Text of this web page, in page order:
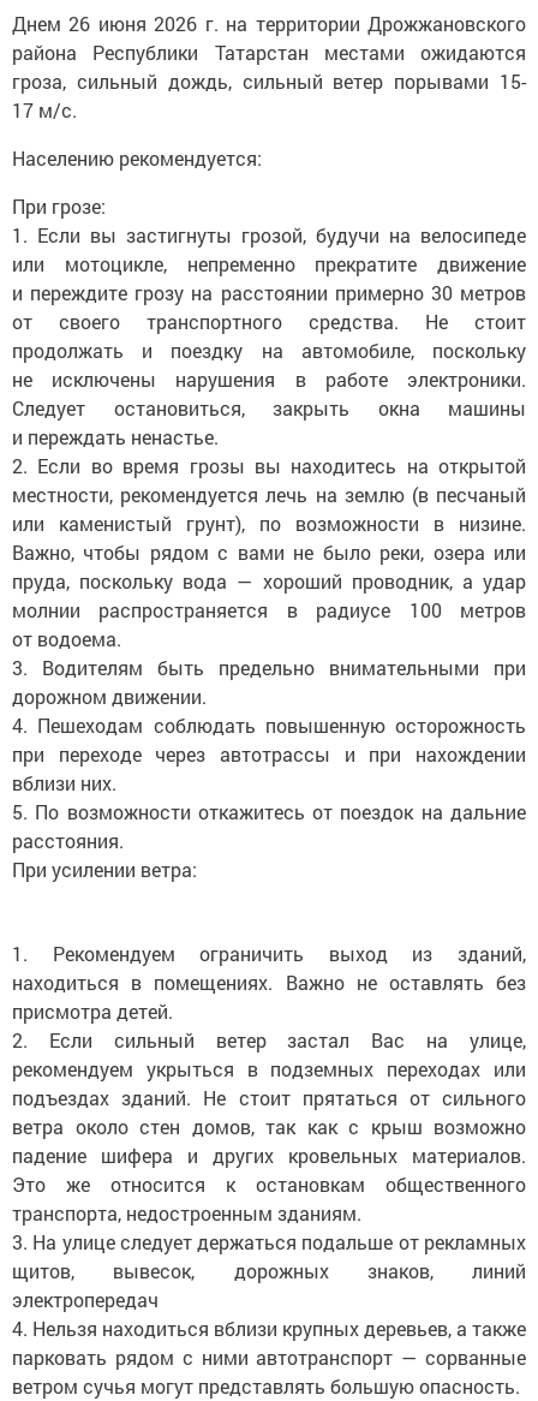
Днем 26 июня 2026 г. на территории Дрожжановского
района Республики Татарстан местами ожидаются
гроза, сильный дождь, сильный ветер порывами 15-
17 м/с.
Населению рекомендуется:
При грозе:
1. Если вы застигнуты грозой, будучи на велосипеде
или мотоцикле, непременно прекратите движение
и переждите грозу на расстоянии примерно 30 метров
от своего транспортного средства. Не стоит
продолжать и поездку на автомобиле, поскольку
не исключены нарушения в работе электроники.
Следует остановиться, закрыть окна машины
и переждать ненастье.
2. Если во время грозы вы находитесь на открытой
местности, рекомендуется лечь на землю (в песчаный
или каменистый грунт), по возможности в низине.
Важно, чтобы рядом с вами не было реки, озера или
пруда, поскольку вода — хороший проводник, а удар
молнии распространяется в радиусе 100 метров
от водоема.
3. Водителям быть предельно внимательными при
дорожном движении.
4. Пешеходам соблюдать повышенную осторожность
при переходе через автотрассы и при нахождении
вблизи них.
5. По возможности откажитесь от поездок на дальние
расстояния.
При усилении ветра:
1. Рекомендуем ограничить выход из зданий,
находиться в помещениях. Важно не оставлять без
присмотра детей.
2. Если сильный ветер застал Вас на улице,
рекомендуем укрыться в подземных переходах или
подъездах зданий. Не стоит прятаться от сильного
ветра около стен домов, так как с крыш возможно
падение шифера и других кровельных материалов.
Это же относится к остановкам общественного
транспорта, недостроенным зданиям.
3. На улице следует держаться подальше от рекламных
щитов, вывесок, дорожных знаков, линий
электропередач
4. Нельзя находиться вблизи крупных деревьев, а также
парковать рядом с ними автотранспорт — сорванные
ветром сучья могут представлять большую опасность.